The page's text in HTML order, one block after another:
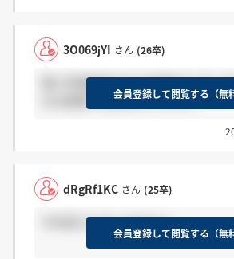
3O069jYI さん (26卒)
博士早期選考のESの結果きた方い
方は感謝でお知らせください
会員登録して閲覧する（無
dRgRf1KC さん (25卒)
今年受けた方いますか？
会員登録して閲覧する（無